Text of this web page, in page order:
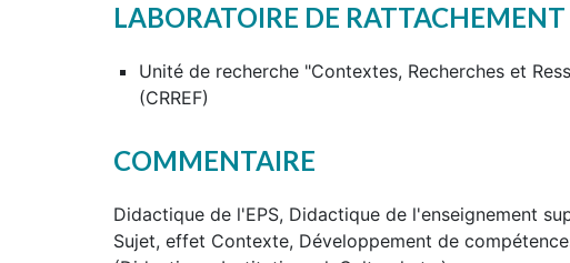
LABORATOIRE DE RATTACHEMENT
Unité de recherche "Contextes, Recherches et
(CRREF)
COMMENTAIRE
Didactique de l'EPS, Didactique de l'enseignement
Sujet, effet Contexte, Développement de